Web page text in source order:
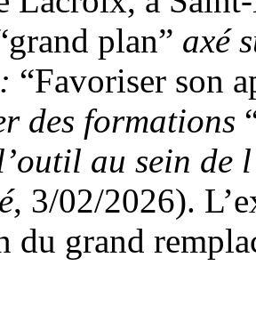
plan” axé
“Favoriser son
des formations
au sein
, 3/02/2026).
du grand